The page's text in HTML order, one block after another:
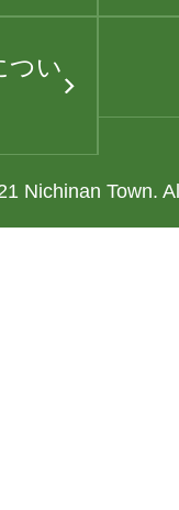
つい
Nichinan Town.